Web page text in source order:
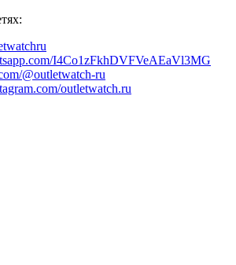
I4Co1zFkhDVFVeAEaVl3MG
@outletwatch-ru
outletwatch.ru